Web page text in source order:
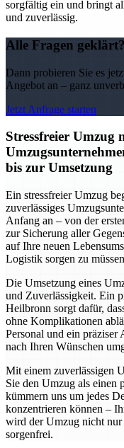
sorgfältig ein und bringt
und zuverlässig.
Alle Fragen geklärt?
Dann probieren Sie es
Angebot an – ganz
Jetzt Anfrage starten
Stressfreier Umzug
bis zur Umsetzung
Ein stressfreier Umzug
zuverlässiges
Anfang an – von der
zur Sicherung aller
auf Ihre neuen
Logistik sorgen zu
Die Umsetzung eines
und Zuverlässigkeit. Ein
Heilbronn sorgt dafür,
ohne Komplikationen
Personal und ein präziser
nach Ihren Wünschen
Mit einem zuverlässigen
Sie den Umzug als einen
kümmern uns um jedes
konzentrieren können –
wird der Umzug nicht nur
sorgenfrei.